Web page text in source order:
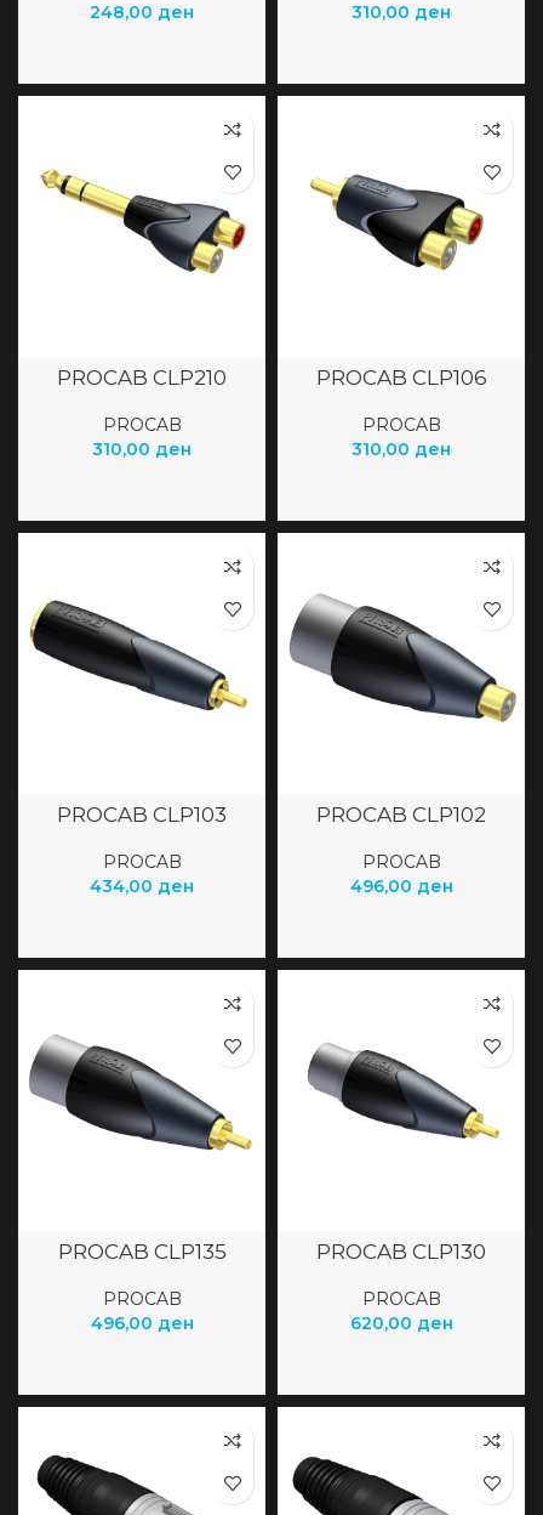
248,00 ден
310,00 ден
PROCAB CLP210
PROCAB
310,00 ден
PROCAB CLP106
PROCAB
310,00 ден
PROCAB CLP103
PROCAB
434,00 ден
PROCAB CLP102
PROCAB
496,00 ден
PROCAB CLP135
PROCAB
496,00 ден
PROCAB CLP130
PROCAB
620,00 ден